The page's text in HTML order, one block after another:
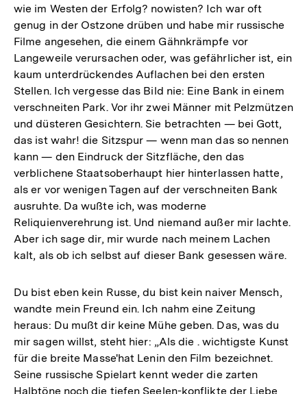
wie im Westen der Erfolg? nowisten? Ich war oft
genug in der Ostzone drüben und habe mir russische
Filme angesehen, die einem Gähnkrämpfe vor
Langeweile verursachen oder, was gefährlicher ist, ein
kaum unterdrückendes Auflachen bei den ersten
Stellen. Ich vergesse das Bild nie: Eine Bank in einem
verschneiten Park. Vor ihr zwei Männer mit Pelzmützen
und düsteren Gesichtern. Sie betrachten — bei Gott,
das ist wahr! die Sitzspur — wenn man das so nennen
kann — den Eindruck der Sitzfläche, den das
verblichene Staatsoberhaupt hier hinterlassen hatte,
als er vor wenigen Tagen auf der verschneiten Bank
ausruhte. Da wußte ich, was moderne
Reliquienverehrung ist. Und niemand außer mir lachte.
Aber ich sage dir, mir wurde nach meinem Lachen
kalt, als ob ich selbst auf dieser Bank gesessen wäre.
Du bist eben kein Russe, du bist kein naiver Mensch,
wandte mein Freund ein. Ich nahm eine Zeitung
heraus: Du mußt dir keine Mühe geben. Das, was du
mir sagen willst, steht hier: „Als die . wichtigste Kunst
für die breite Masse'hat Lenin den Film bezeichnet.
Seine russische Spielart kennt weder die zarten
Halbtöne noch die tiefen Seelen-konflikte der Liebe